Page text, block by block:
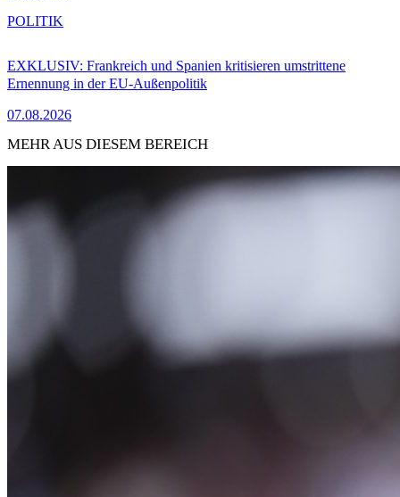
EXKLUSIV: Frankreich und Spanien kritisieren umstrittene
Ernennung in der EU-Außenpolitik
07.08.2026
POLITIK
MEHR AUS DIESEM BEREICH